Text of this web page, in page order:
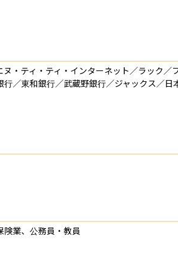
・ティ・ティ・インターネット／ラック／
／東和銀行／武蔵野銀行／ジャックス／日
業、公務員・教員